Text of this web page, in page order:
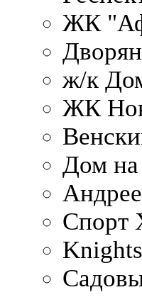
ЖК
ж/к
ЖК
Дом на
Спорт